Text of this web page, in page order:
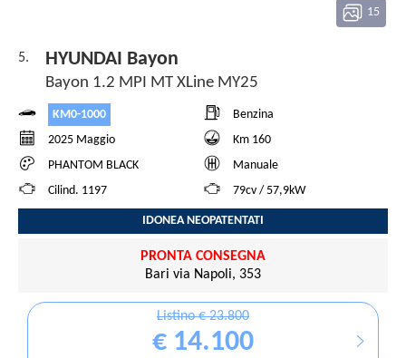
15
5. HYUNDAI Bayon
Bayon 1.2 MPI MT XLine MY25
KM0-1000
Benzina
2025 Maggio
Km 160
PHANTOM BLACK
Manuale
Cilind. 1197
79cv / 57,9kW
IDONEA NEOPATENTATI
PRONTA CONSEGNA
Bari via Napoli, 353
Listino € 23.800
€ 14.100